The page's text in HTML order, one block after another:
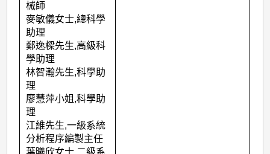
械師
麥敏儀女士,總科學
助理
鄭逸樑先生,高級科
學助理
林智瀚先生,科學助
理
廖慧萍小姐 ,科學助
理
江維先生,一級系統
分析程序編製主任
葉曦欣女士,二級系